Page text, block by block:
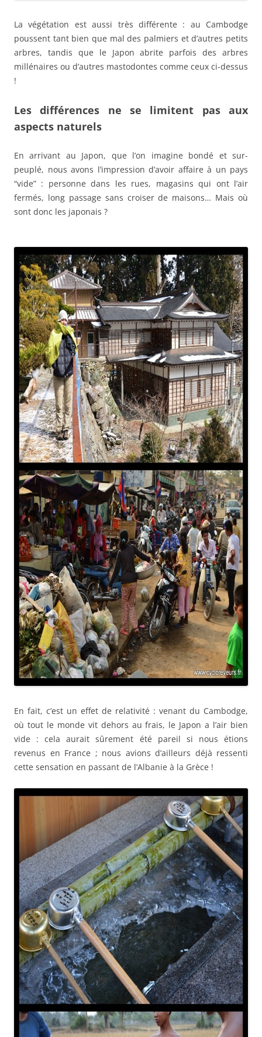
La végétation est aussi très différente : au Cambodge
poussent tant bien que mal des palmiers et d’autres petits
arbres, tandis que le Japon abrite parfois des arbres
millénaires ou d’autres mastodontes comme ceux ci-dessus
!
Les différences ne se limitent pas aux
aspects naturels
En arrivant au Japon, que l’on imagine bondé et sur-
peuplé, nous avons l’impression d’avoir affaire à un pays
“vide” : personne dans les rues, magasins qui ont l’air
fermés, long passage sans croiser de maisons… Mais où
sont donc les japonais ?
En fait, c’est un effet de relativité : venant du Cambodge,
où tout le monde vit dehors au frais, le Japon a l’air bien
vide : cela aurait sûrement été pareil si nous étions
revenus en France ; nous avions d’ailleurs déjà ressenti
cette sensation en passant de l’Albanie à la Grèce !